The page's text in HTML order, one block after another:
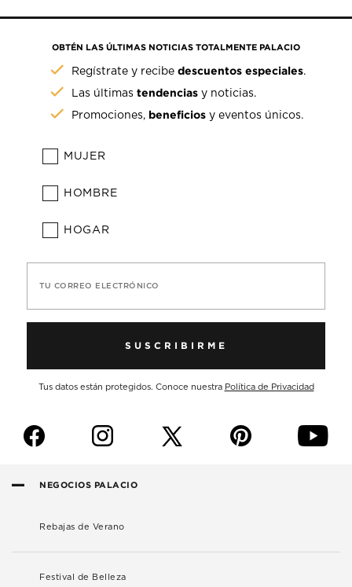
OBTÉN LAS ÚLTIMAS NOTICIAS TOTALMENTE PALACIO
Regístrate y recibedescuentos especiales.
Las últimastendencias y noticias.
Promociones, beneficios y eventos únicos.
MUJER
HOMBRE
HOGAR
TU CORREO ELECTRÓNICO
SUSCRIBIRME
Tus datos están protegidos. Conoce nuestra Política de Privacidad
f i p y
NEGOCIOS PALACIO
Rebajas de Verano
Festival de Belleza